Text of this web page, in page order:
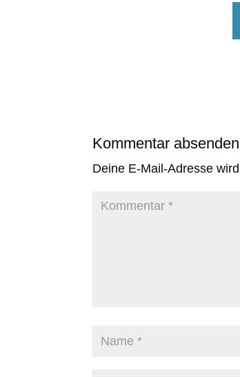
Kommentar absenden
Deine E-Mail-Adresse